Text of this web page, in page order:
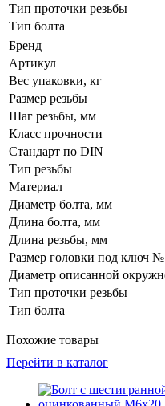
Тип проточки резьбы
Тип болта
Бренд
Артикул
Вес упаковки, кг
Размер резьбы
Шаг резьбы, мм
Класс прочности
Стандарт по DIN
Тип резьбы
Материал
Диаметр болта, мм
Длина болта, мм
Длина резьбы, мм
Размер головки под ключ №
Диаметр описанной
Тип проточки резьбы
Тип болта
Похожие товары
Перейти в каталог